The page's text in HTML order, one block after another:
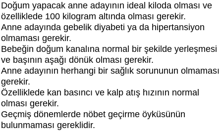
Doğum yapacak anne adayının ideal kiloda olması ve
özelliklede 100 kilogram altında olması gerekir.
Anne adayında gebelik diyabeti ya da hipertansiyon
olmaması gerekir.
Bebeğin doğum kanalına normal bir şekilde yerleşmesi
ve başının aşağı dönük olması gerekir.
Anne adayının herhangi bir sağlık sorununun olmaması
gerekir.
Özelliklede kan basıncı ve kalp atış hızının normal
olması gerekir.
Geçmiş dönemlerde nöbet geçirme öyküsünün
bulunmaması gereklidir.